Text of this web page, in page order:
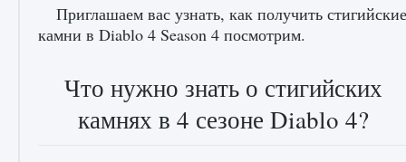
Как найти Гробницу Изгоев в Diablo 4
9 августа 2024
Приглашаем вас узнать, как получить стигийские
камни в Diablo 4 Season 4 посмотрим.
Что нужно знать о стигийских
камнях в 4 сезоне Diablo 4?